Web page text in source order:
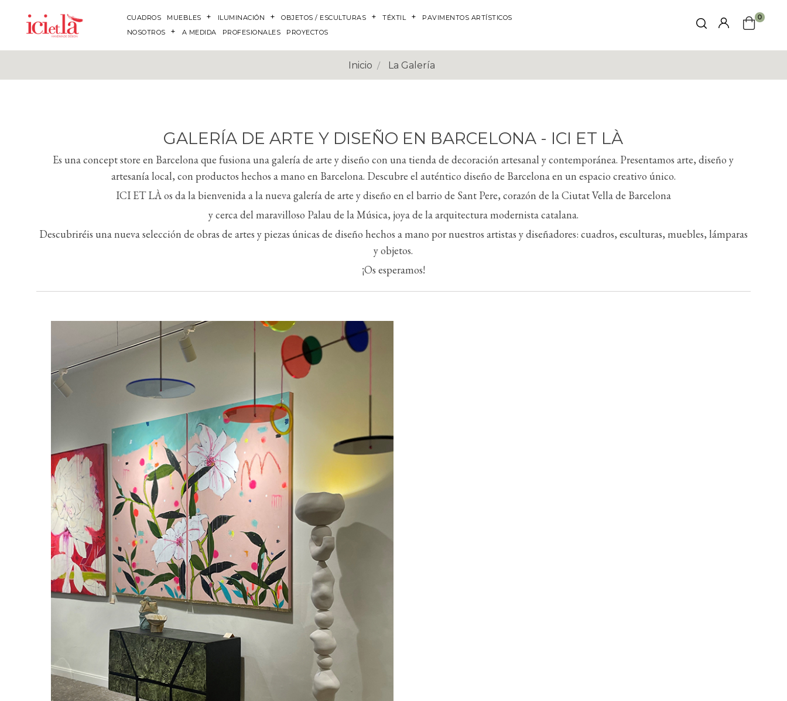
CUADROS MUEBLES ILUMINACIÓN OBJETOS / ESCULTURAS TÉXTIL
PAVIMENTOS ARTÍSTICOS
NOSOTROS
A MEDIDA PROFESIONALES PROYECTOS
0
Inicio La Galería
GALERÍA DE ARTE Y DISEÑO EN BARCELONA - ICI ET LÀ
Es una concept store en Barcelona que fusiona una galería de arte y diseño con una tienda de decoración artesanal y contemporánea. Presentamos arte, diseño y
artesanía local, con productos hechos a mano en Barcelona. Descubre el auténtico diseño de Barcelona en un espacio creativo único.
ICI ET LÀ os da la bienvenida a la nueva galería de arte y diseño en el barrio de Sant Pere, corazón de la Ciutat Vella de Barcelona
y cerca del maravilloso Palau de la Música, joya de la arquitectura modernista catalana.
Descubriréis una nueva selección de obras de artes y piezas únicas de diseño hechos a mano por nuestros artistas y diseñadores: cuadros, esculturas, muebles, lámparas
y objetos.
¡Os esperamos!